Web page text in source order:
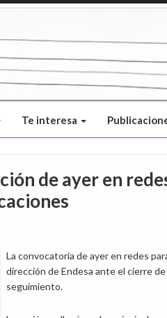
Te interesa
de ayer en
La convocatoria de ayer en redes
dirección de Endesa ante el cierre
seguimiento.